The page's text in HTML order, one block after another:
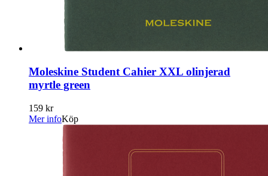
Moleskine Student Cahier XXL olinjerad
myrtle green
159 kr
Mer infoKöp